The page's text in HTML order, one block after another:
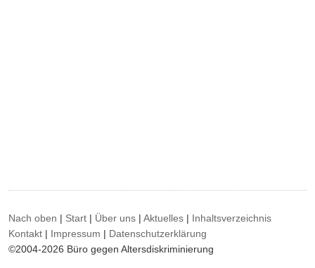
Nach oben | Start | Über uns |Aktuelles | Inhaltsverzeichnis
Kontakt | Impressum | Datenschutzerklärung
©2004-2026 Büro gegen Altersdiskriminierung